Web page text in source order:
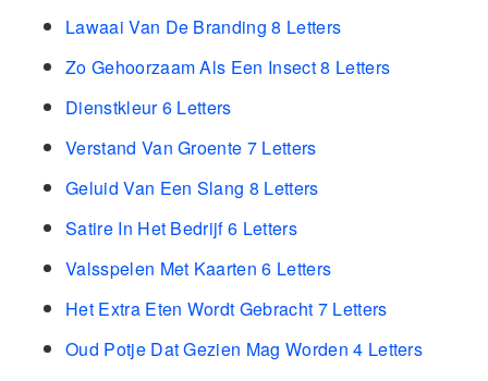
Lawaai Van De Branding 8 Letters
Zo Gehoorzaam Als Een Insect 8 Letters
Dienstkleur 6 Letters
Verstand Van Groente 7 Letters
Geluid Van Een Slang 8 Letters
Satire In Het Bedrijf 6 Letters
Valsspelen Met Kaarten 6 Letters
Het Extra Eten Wordt Gebracht 7 Letters
Oud Potje Dat Gezien Mag Worden 4 Letters